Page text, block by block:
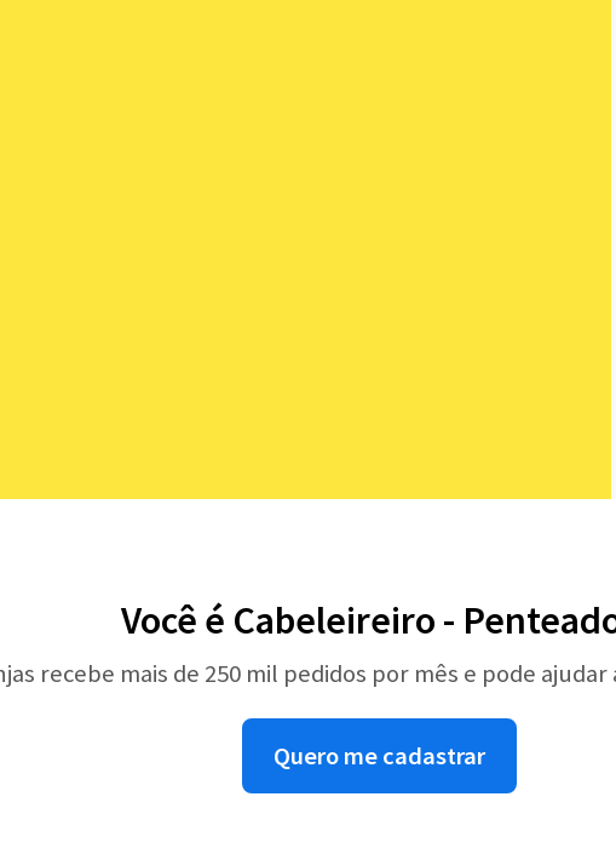
Você é Cabeleireiro -
recebe mais de 250 mil pedidos por mês e pode
Quero me cadastrar